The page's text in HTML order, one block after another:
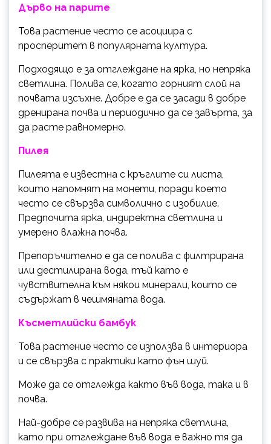
Дърво на паpume
Това растение често се асоциира с
просперитет в популярната култура.
Подходящо е за отглеждане на ярка, но непряка
светлина. Полива се, когато горният слой на
почвата изсъхне. Добре е да се засади в добре
дренирана почва и периодично да се завърта, за
да расте равномерно.
Пилея
Пилеята е известна с кръглите си листа,
които напомнят на монети, поради което
често се свързва символично с изобилие.
Предпочита ярка, индиректна светлина и
умерено влажна почва.
Препоръчително е да се полива с филтрирана
или дестилирана вода, тъй като е
чувствителна към някои минерали, които се
съдържат в чешмяната вода.
Късметлийски бамбук
Това растение често се използва в интериора
и се свързва с практики като фън шуй.
Може да се отглежда както във вода, така и в
почва.
Най-добре се развива на непряка светлина,
като при отглеждане във вода е важно тя да